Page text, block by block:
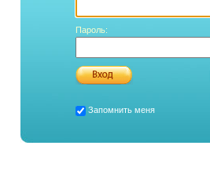
Пароль:
Запомнить меня